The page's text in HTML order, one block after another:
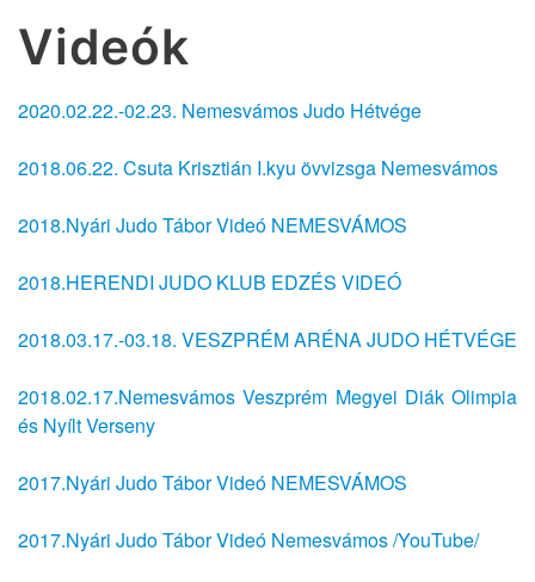
Videók
2020.02.22.-02.23. Nemesvámos Judo Hétvége
2018.06.22. Csuta Krisztián I.kyu övvizsga Nemesvámos
2018.Nyári Judo Tábor Videó NEMESVÁMOS
2018.HERENDI JUDO KLUB EDZÉS VIDEÓ
2018.03.17.-03.18. VESZPRÉM ARÉNA JUDO HÉTVÉGE
2018.02.17.Nemesvámos Veszprém Megyei Diák Olimpia
és Nyílt Verseny
2017.Nyári Judo Tábor Videó NEMESVÁMOS
2017.Nyári Judo Tábor Videó Nemesvámos /YouTube/